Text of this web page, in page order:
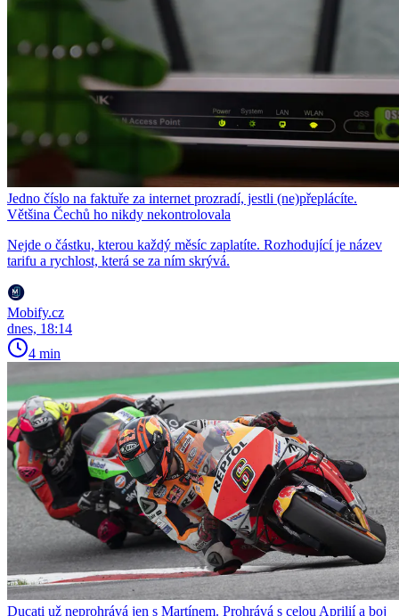
Jedno číslo na faktuře za internet prozradí, jestli (ne)přeplácíte.
Většina Čechů ho nikdy nekontrolovala
Nejde o částku, kterou každý měsíc zaplatíte. Rozhodující je název
tarifu a rychlost, která se za ním skrývá.
Mobify.cz
dnes, 18:14
4 min
Ducati už neprohrává jen s Martínem. Prohrává s celou Aprilií a boj